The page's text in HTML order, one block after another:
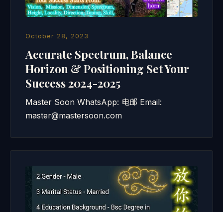
October 28, 2023
Accurate Spectrum, Balance
Horizon & Positioning Set Your
Success 2024-2025
Master Soon WhatsApp: 电邮 Email:
master@mastersoon.com